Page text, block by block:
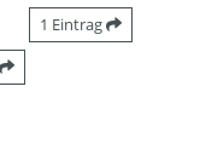
1 Eintrag